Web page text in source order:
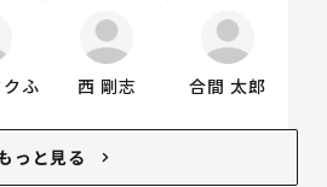
ふ
西 剛志 合間 太郎
っと見る